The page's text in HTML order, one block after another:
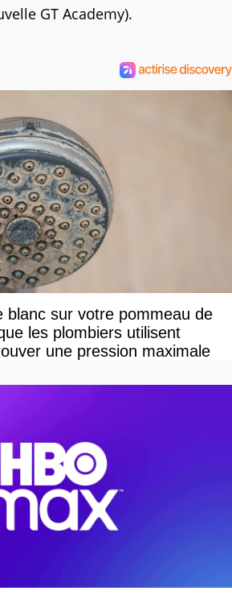
GT Academy).
blanc sur votre pommeau de
les plombiers utilisent
une pression maximale